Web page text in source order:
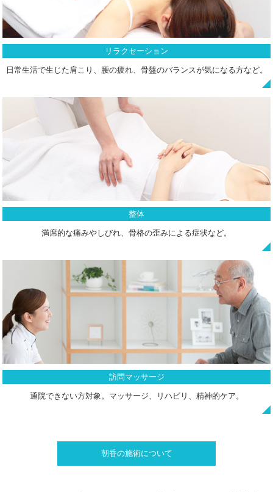
リラクセーション
日常生活で生じた肩こり、腰の疲れ、骨盤のバランスが気になる方など。
整体
満席的な痛みやしびれ、骨格の歪みによる症状など。
訪問マッサージ
通院できない方対象。マッサージ、リハビリ、精神的ケア。
朝香の施術について